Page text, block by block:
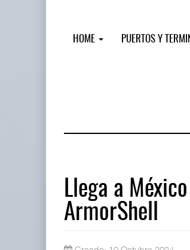
HOME PUERTOS Y
Llega a
ArmorShellIT-